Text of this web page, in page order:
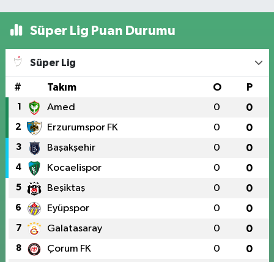
Süper Lig Puan Durumu
Süper Lig
# Takım O P
1 Amed 0 0
2 Erzurumspor FK 0 0
3 Başakşehir 0 0
4 Kocaelispor 0 0
5 Beşiktaş 0 0
6 Eyüpspor 0 0
7 Galatasaray 0 0
8 Çorum FK 0 0